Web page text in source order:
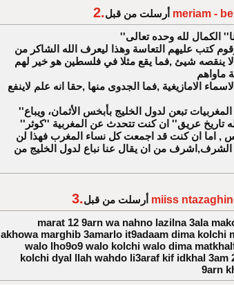
2. meriam -
الكمال لله وحده تعالى
كتب عليهم التعاسة وهذا ليعرف الله الشاكر من
لا ينقصه شيئ ,فما يقع مثلا في فلسطين هو خير لهم
ماواهم
الامازيغية ,فما الجدوى منها ,حقا انه علم لاينفع
''مرت سنة أخرى، ومازالت المغربيات تبعن لدول الخليج بأبخس الأثمان، ويباع
عريق'' ان كنت تتحدث عن المغربية ''كوثر''
, اما ان كنت قد اجمعت كل نساء المغرب فهذا لن
من ان يقال عنا نباع لدول الخليج من
3. miiss
marat 12 9arn wa nahno lazilna 3ala
akhowa marghib 3amarlo it9adaam dima kolchi
walo lho9o9 walo kolchi walo dima
kolchi dyal llah wahdo li3araf kif idkhal 3am
9arn